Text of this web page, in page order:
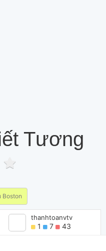
Tương
Boston
thanhtoanvtv
1 7 43